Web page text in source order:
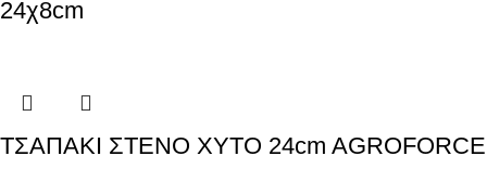
24χ8cm
ΤΣΑΠΑΚΙ ΣΤΕΝΟ ΧΥΤΟ 24cm AGROFORCE